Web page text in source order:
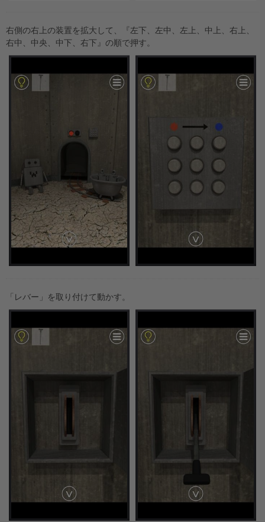
右側の右上の装置を拡大して、『左下、左中、左上、中上、右上、
右中、中央、中下、右下』の順で押す。
「レバー」を取り付けて動かす。